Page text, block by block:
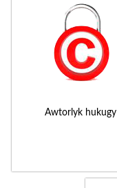
Awtorlyk hukugy